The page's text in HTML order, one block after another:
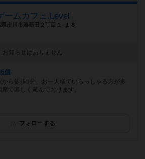
ームカフェ.Level
県市川市湊新田２丁目１−１８
お知らせはありません
個
ら徒歩5分、お一人様でいらっしゃる方が多
で楽しく遊んでおります。
フォローする